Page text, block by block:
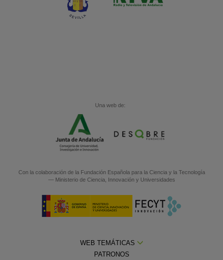
Una web de:
Con la colaboración de la Fundación Española para la Ciencia y la Tecnología
— Ministerio de Ciencia, Innovación y Universidades
WEB TEMÁTICAS
PATRONOS